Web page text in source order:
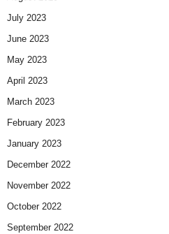
July 2023
June 2023
May 2023
April 2023
March 2023
February 2023
January 2023
December 2022
November 2022
October 2022
September 2022